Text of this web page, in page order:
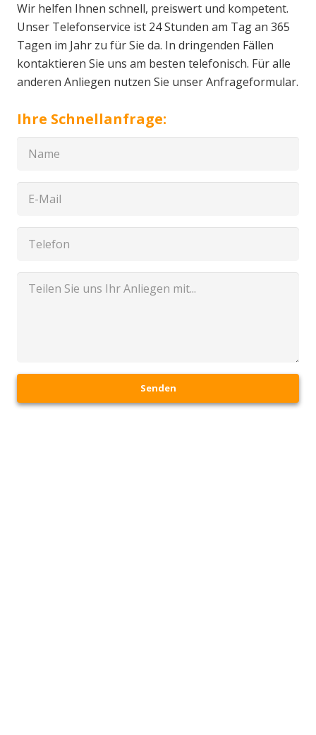
Wir helfen Ihnen schnell, preiswert und kompetent.
Unser Telefonservice ist 24 Stunden am Tag an 365
Tagen im Jahr zu für Sie da. In dringenden Fällen
kontaktieren Sie uns am besten telefonisch. Für alle
anderen Anliegen nutzen Sie unser Anfrageformular.
Ihre Schnellanfrage:
Senden